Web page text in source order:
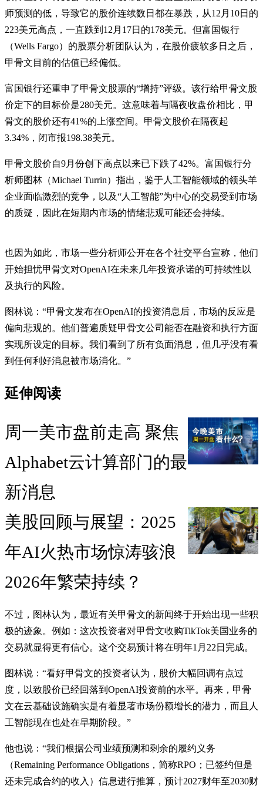
师预测的低，导致它的股价连续数日都在暴跌，从12月10日的
223美元高点，一直跌到12月17日的178美元。但富国银行
（Wells Fargo）的股票分析团队认为，在股价疲软多日之后，
甲骨文目前的估值已经偏低。
富国银行还重申了甲骨文股票的“增持”评级。该行给甲骨文股
价定下的目标价是280美元。这意味着与隔夜收盘价相比，甲
骨文的股价还有41%的上涨空间。甲骨文股价在隔夜起
3.34%，闭市报198.38美元。
甲骨文股价自9月份创下高点以来已下跌了42%。富国银行分
析师图林（Michael Turrin）指出，鉴于人工智能领域的领头羊
企业面临激烈的竞争，以及“人工智能”为中心的交易受到市场
的质疑，因此在短期内市场的情绪悲观可能还会持续。
也因为如此，市场一些分析师公开在各个社交平台宣称，他们
开始担忧甲骨文对OpenAI在未来几年投资承诺的可持续性以
及执行的风险。
图林说：“甲骨文发布在OpenAI的投资消息后，市场的反应是
偏向悲观的。他们普遍质疑甲骨文公司能否在融资和执行方面
实现所设定的目标。我们看到了所有负面消息，但几乎没有看
到任何利好消息被市场消化。”
延伸阅读
周一美市盘前走高 聚焦
Alphabet云计算部门的最
新消息
美股回顾与展望：2025
年AI火热市场惊涛骇浪
2026年繁荣持续？
不过，图林认为，最近有关甲骨文的新闻终于开始出现一些积
极的迹象。例如：这次投资者对甲骨文收购TikTok美国业务的
交易就显得更有信心。这个交易预计将在明年1月22日完成。
图林说：“看好甲骨文的投资者认为，股价大幅回调有点过
度，以致股价已经回落到OpenAI投资前的水平。再来，甲骨
文在云基础设施确实是有着显著市场份额增长的潜力，而且人
工智能现在也处在早期阶段。”
他也说：“我们根据公司业绩预测和剩余的履约义务
（Remaining Performance Obligations，简称RPO；已签约但是
还未完成合约的收入）信息进行推算，预计2027财年至2030财